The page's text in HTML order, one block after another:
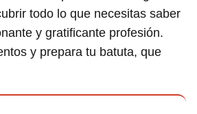
todo lo que necesitas saber
y gratificante profesión.
y prepara tu batuta, que